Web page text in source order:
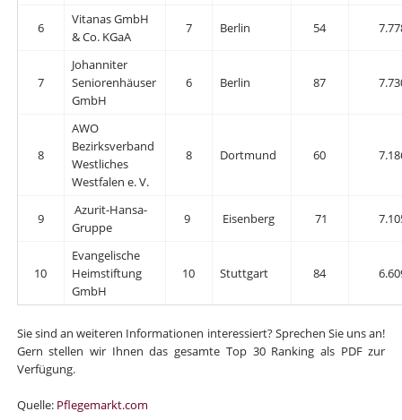
6
Vitanas GmbH
& Co. KGaA
7 Berlin 54
7
Johanniter
Seniorenhäuser
GmbH
6 Berlin 87
8
AWO
Bezirksverband
Westliches
Westfalen e. V.
8 Dortmund 60
9
Azurit-Hansa-
Gruppe
9 Eisenberg 71
10
Evangelische
Heimstiftung
GmbH
10 Stuttgart 84
Sie sind an weiteren Informationen interessiert? Sprechen Sie uns an!
Gern stellen wir Ihnen das gesamte Top 30 Ranking als PDF zur
Verfügung.
Quelle: Pflegemarkt.com